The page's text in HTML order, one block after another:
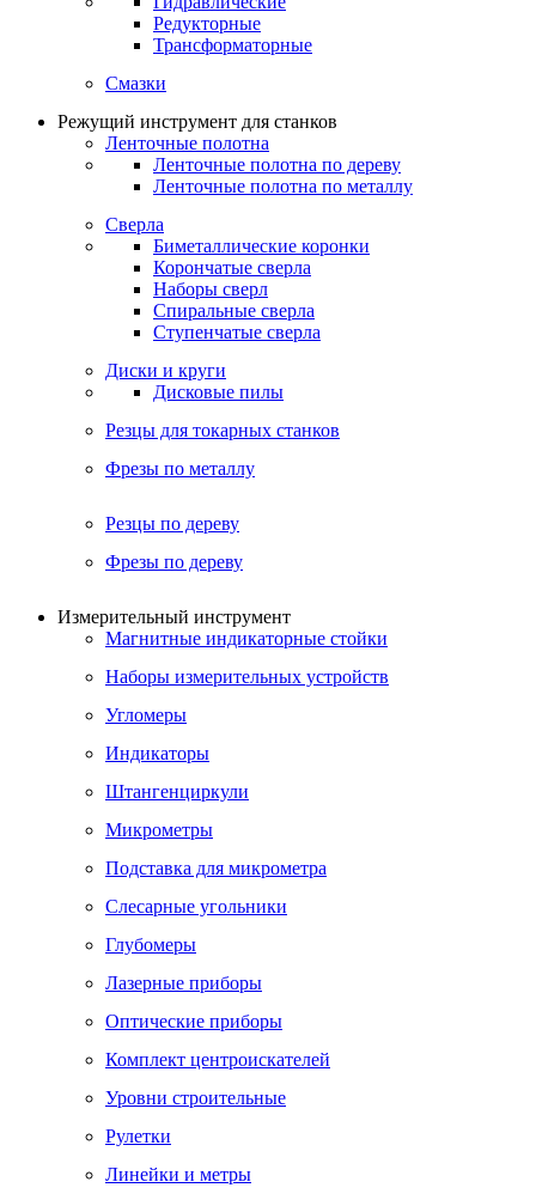
Редукторные
Трансформаторные
Смазки
Режущий инструмент для станков
Ленточные полотна
Ленточные полотна по дереву
Ленточные полотна по металлу
Сверла
Биметаллические коронки
Корончатые сверла
Наборы сверл
Спиральные сверла
Ступенчатые сверла
Диски и круги
Дисковые пилы
Резцы для токарных станков
Фрезы по металлу
Резцы по дереву
Фрезы по дереву
Измерительный инструмент
Магнитные индикаторные стойки
Наборы измерительных устройств
Угломеры
Индикаторы
Штангенциркули
Микрометры
Подставка для микрометра
Слесарные угольники
Глубомеры
Лазерные приборы
Оптические приборы
Комплект центроискателей
Уровни строительные
Рулетки
Линейки и метры